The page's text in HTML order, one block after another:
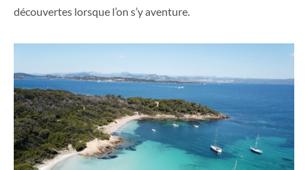
découvertes lorsque l’on s’y aventure.